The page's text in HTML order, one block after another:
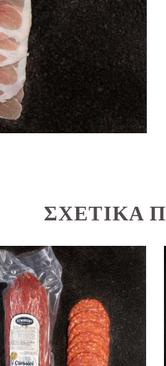
ΣΧΕΤΙΚΆ